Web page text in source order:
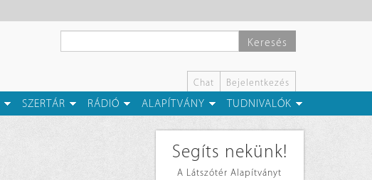
Keresés
Chat Bejelentkezés
SZERTÁR RÁDIÓ ALAPÍTVÁNY TUDNIVALÓK
Segíts nekünk!
A Látszótér Alapítványt